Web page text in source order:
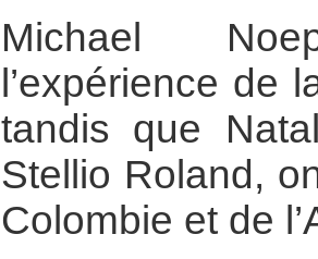
Michael
l’expérience de
tandis que
Stellio Roland,
Colombie et de